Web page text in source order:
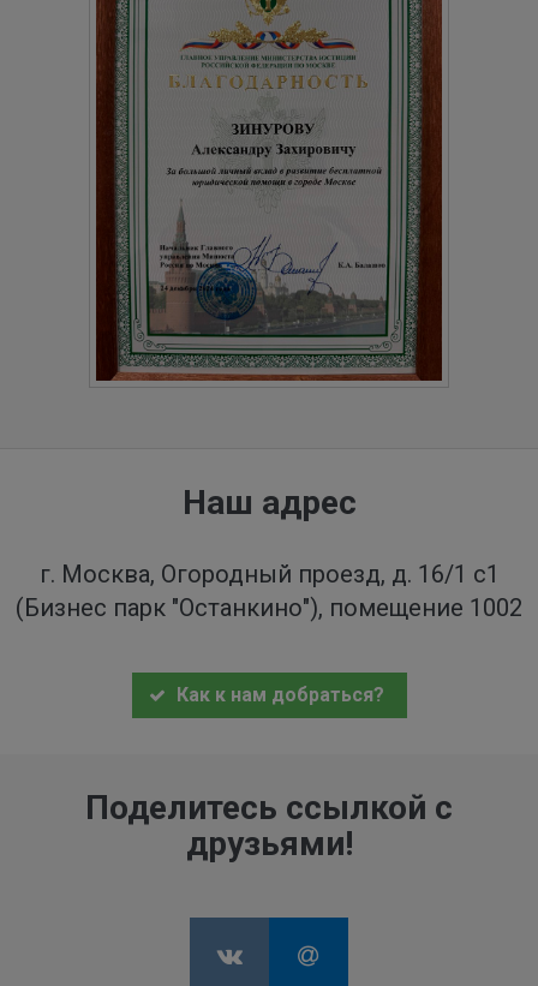
Наш адрес
г. Москва, Огородный проезд, д. 16/1 с1
(Бизнес парк "Останкино"), помещение 1002
Как к нам добраться?
Поделитесь ссылкой с
друзьями!